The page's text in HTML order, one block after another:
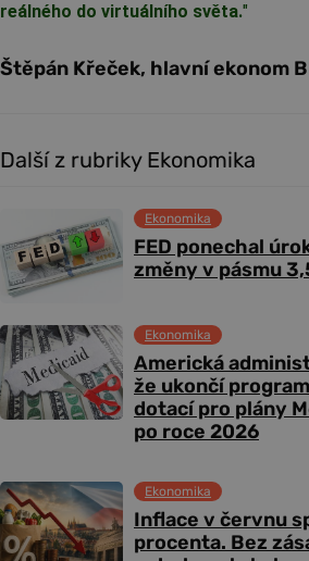
reálného do virtuálního světa."
Štěpán Křeček, hlavní ekonom
Další z rubriky Ekonomika
FED ponechal
změny v pásmu
Ekonomika
Americká
že ukončí
dotací pro plány
po roce 2026
Ekonomika
Inflace v červnu
procenta. Bez
Ekonomika